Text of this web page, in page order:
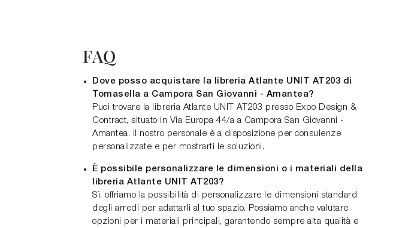
FAQ
Dove posso acquistare la libreria Atlante UNIT AT203 di
Tomasella a Campora San Giovanni - Amantea?
Puoi trovare la libreria Atlante UNIT AT203 presso Expo Design &
Contract, situato in Via Europa 44/a a Campora San Giovanni -
Amantea. Il nostro personale è a disposizione per consulenze
personalizzate e per mostrarti le soluzioni.
È possibile personalizzare le dimensioni o i materiali della
libreria Atlante UNIT AT203?
Sì, offriamo la possibilità di personalizzare le dimensioni standard
degli arredi per adattarli al tuo spazio. Possiamo anche valutare
opzioni per i materiali principali, garantendo sempre alta qualità e